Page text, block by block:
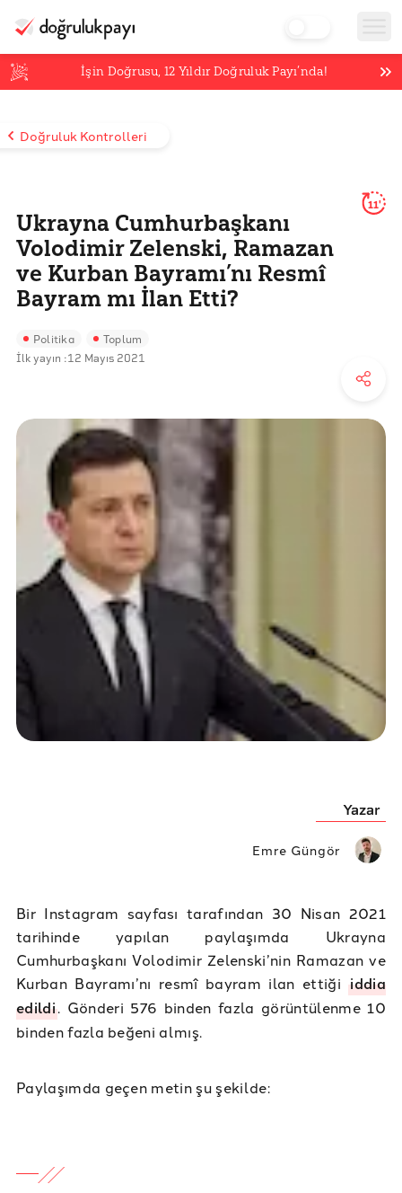
İşin Doğrusu,12 Yıldır Doğruluk Payı’nda!
Doğruluk Kontrolleri
Ukrayna Cumhurbaşkanı
Volodimir Zelenski, Ramazan
ve Kurban Bayramı’nı Resmî
Bayram mı İlan Etti?
11'
Politika Toplum
İlk yayın :12 Mayıs 2021
Yazar
Emre Güngör
Bir Instagram sayfası tarafından 30 Nisan 2021
tarihinde yapılan paylaşımda Ukrayna
Cumhurbaşkanı Volodimir Zelenski’nin Ramazan ve
Kurban Bayramı’nı resmî bayram ilan ettiğiiddia
edildi. Gönderi 576 binden fazla görüntülenme 10
binden fazla beğeni almış.
Paylaşımda geçen metin şu şekilde: